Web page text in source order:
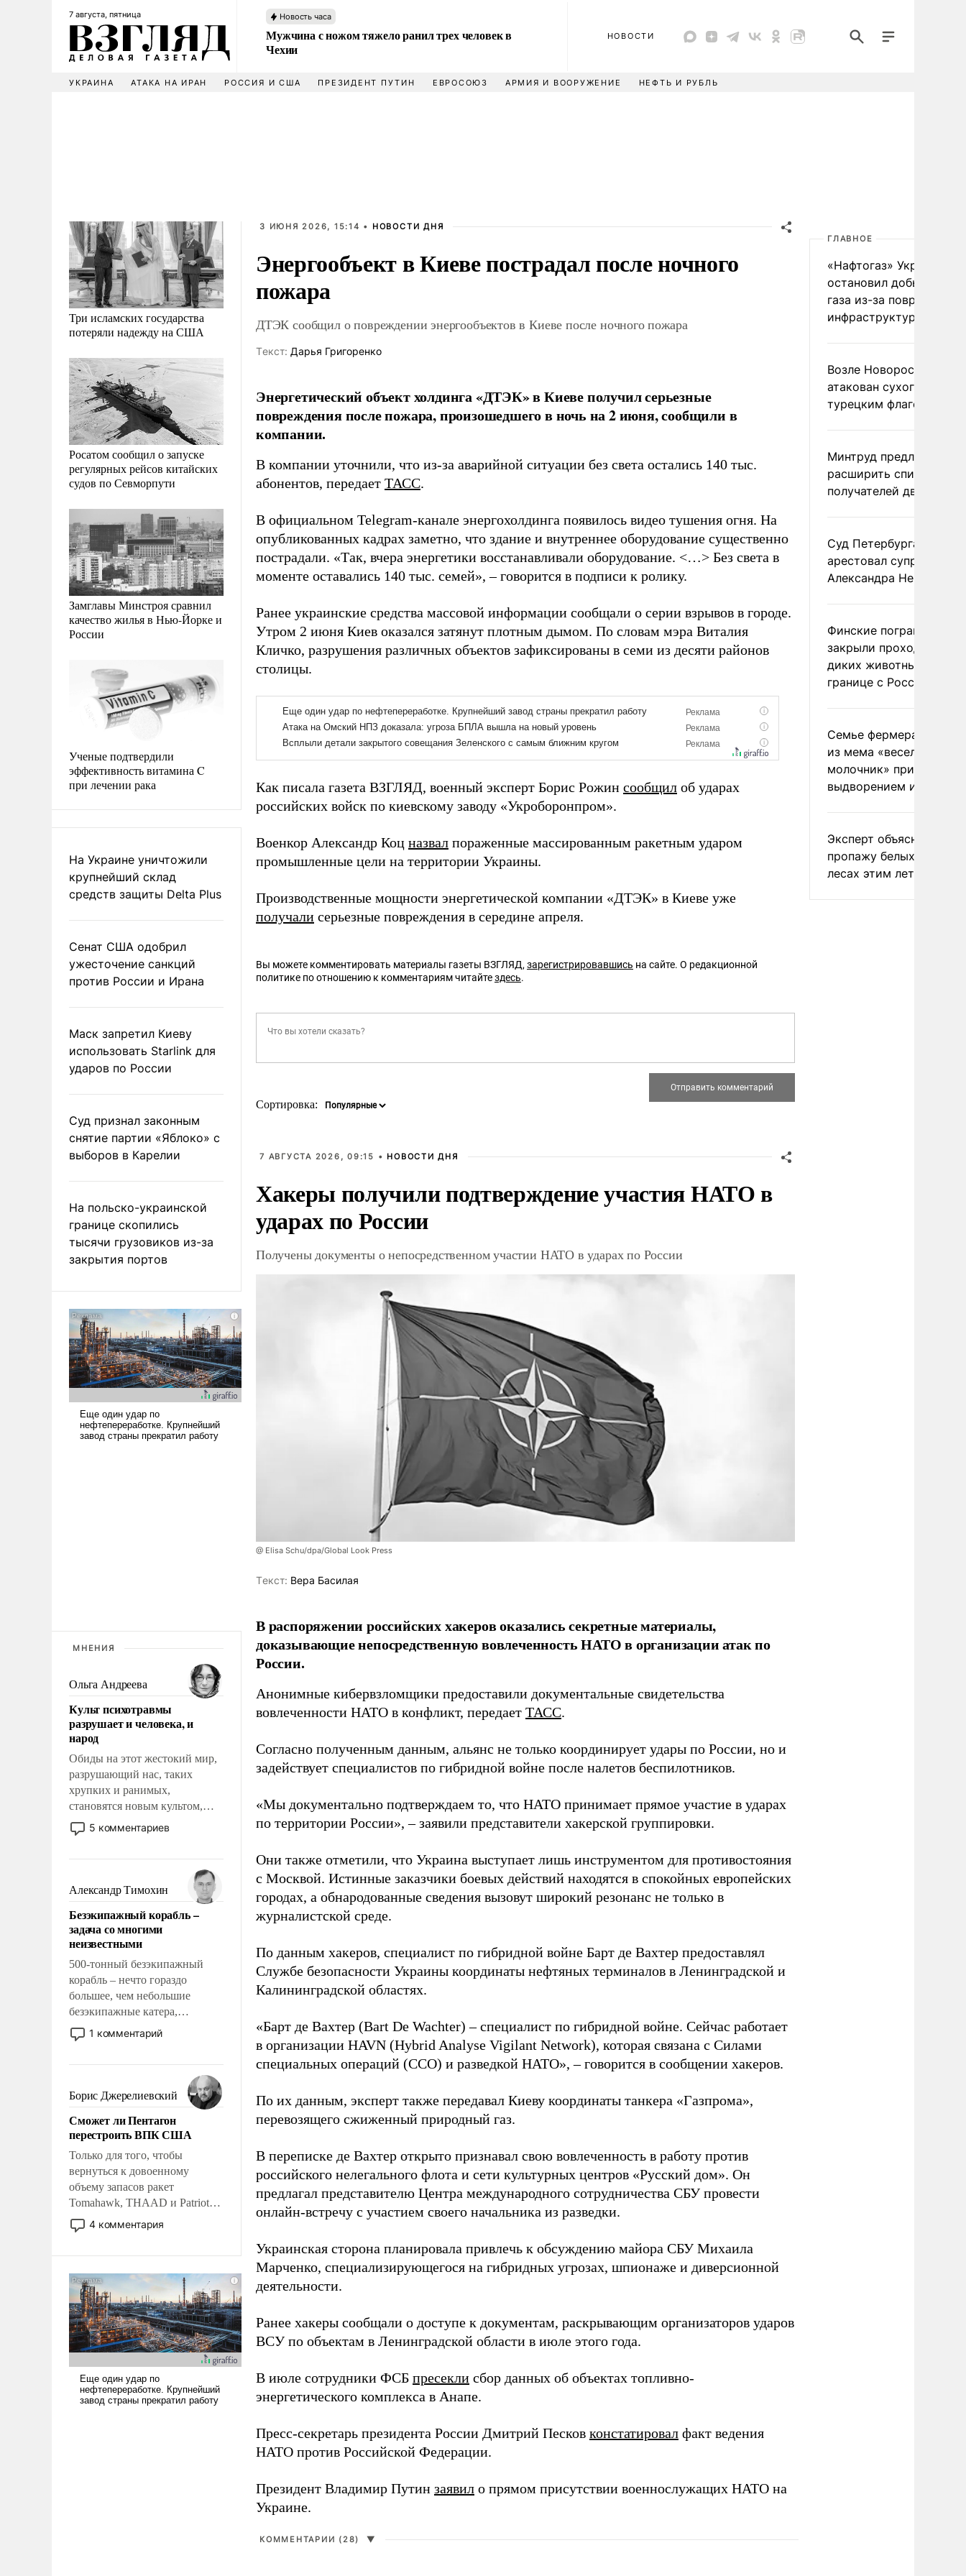
7 августа, пятница Новость часа
Мужчина с ножом тяжело ранил трех человек в
Чехии
НОВОСТИ
УКРАИНА АТАКА НА ИРАН РОССИЯ И США ПРЕЗИДЕНТ ПУТИН ЕВРОСОЮЗ АРМИЯ И ВООРУЖЕНИЕ НЕФТЬ И РУБЛЬ
Три исламских государства
потеряли надежду на США
Росатом сообщил о запуске
регулярных рейсов китайских
судов по Севморпути
Замглавы Минстроя сравнил
качество жилья в Нью-Йорке и
России
Ученые подтвердили
эффективность витамина C
при лечении рака
На Украине уничтожили
крупнейший склад
средств защиты Delta Plus
Сенат США одобрил
ужесточение санкций
против России и Ирана
Маск запретил Киеву
использовать Starlink для
ударов по России
Суд признал законным
снятие партии «Яблоко» с
выборов в Карелии
На польско-украинской
границе скопились
тысячи грузовиков из-за
закрытия портов
МНЕНИЯ
Ольга Андреева
Культ психотравмы
разрушает и человека, и
народ
Обиды на этот жестокий мир,
разрушающий нас, таких
хрупких и ранимых,
становятся новым культом,
постепенно вытесняя и
отменяя традиционное
мужественным и твердым под
ударами судьбы, брать на себя
ответственность, помогать
слабым, идти вперед и
адаптироваться.
5 комментариев
Александр Тимохин
Безэкипажный корабль –
задача со многими
неизвестными
500-тонный безэкипажный
корабль – нечто гораздо
большее, чем небольшие
безэкипажные катера,
применение которых уже
стало обыденностью. Задача по
сложна и амбициозна. Однако
и ее реализация радикально
поднимет наши боевые
возможности.
1 комментарий
Борис Джерелиевский
Сможет ли Пентагон
перестроить ВПК США
Только для того, чтобы
вернуться к довоенному
объему запасов ракет
Tomahawk, THAAD и Patriot
США потребуется более трех
лет. Даже небольшая война с
Сложившаяся ситуация
означает многолетний период
уязвимости США, например,
перед Китаем.
4 комментария
3 ИЮНЯ 2026, 15:14 • НОВОСТИ ДНЯ
Энергообъект в Киеве пострадал после ночного
пожара
ДТЭК сообщил о повреждении энергообъектов в Киеве после ночного пожара
Tекст: Дарья Григоренко
Энергетический объект холдинга «ДТЭК» в Киеве получил серьезные
повреждения после пожара, произошедшего в ночь на 2 июня, сообщили в
компании.
В компании уточнили, что из-за аварийной ситуации без света остались 140 тыс.
абонентов, передает ТАСС.
В официальном Telegram-канале энергохолдинга появилось видео тушения огня. На
опубликованных кадрах заметно, что здание и внутреннее оборудование существенно
пострадали. «Так, вчера энергетики восстанавливали оборудование. <…> Без света в
моменте оставались 140 тыс. семей», – говорится в подписи к ролику.
Ранее украинские средства массовой информации сообщали о серии взрывов в городе.
Утром 2 июня Киев оказался затянут плотным дымом. По словам мэра Виталия
Кличко, разрушения различных объектов зафиксированы в семи из десяти районов
столицы.
Как писала газета ВЗГЛЯД, военный эксперт Борис Рожин сообщил об ударах
российских войск по киевскому заводу «Укроборонпром».
Военкор Александр Коц назвал пораженные массированным ракетным ударом
промышленные цели на территории Украины.
Производственные мощности энергетической компании «ДТЭК» в Киеве уже
получали серьезные повреждения в середине апреля.
Вы можете комментировать материалы газеты ВЗГЛЯД, зарегистрировавшись на сайте. О редакционной
политике по отношению к комментариям читайтездесь.
Сортировка:
7 АВГУСТА 2026, 09:15 • НОВОСТИ ДНЯ
Хакеры получили подтверждение участия НАТО в
ударах по России
Получены документы о непосредственном участии НАТО в ударах по России
@ Elisa Schu/dpa/Global Look Press
Tекст: Вера Басилая
В распоряжении российских хакеров оказались секретные материалы,
доказывающие непосредственную вовлеченность НАТО в организации атак по
России.
Анонимные кибервзломщики предоставили документальные свидетельства
вовлеченности НАТО в конфликт, передает ТАСС.
Согласно полученным данным, альянс не только координирует удары по России, но и
задействует специалистов по гибридной войне после налетов беспилотников.
«Мы документально подтверждаем то, что НАТО принимает прямое участие в ударах
по территории России», – заявили представители хакерской группировки.
Они также отметили, что Украина выступает лишь инструментом для противостояния
с Москвой. Истинные заказчики боевых действий находятся в спокойных европейских
городах, а обнародованные сведения вызовут широкий резонанс не только в
журналистской среде.
По данным хакеров, специалист по гибридной войне Барт де Вахтер предоставлял
Службе безопасности Украины координаты нефтяных терминалов в Ленинградской и
Калининградской областях.
«Барт де Вахтер (Bart De Wachter) – специалист по гибридной войне. Сейчас работает
в организации HAVN (Hybrid Analyse Vigilant Network), которая связана с Силами
специальных операций (ССО) и разведкой НАТО», – говорится в сообщении хакеров.
По их данным, эксперт также передавал Киеву координаты танкера «Газпрома»,
перевозящего сжиженный природный газ.
В переписке де Вахтер открыто признавал свою вовлеченность в работу против
российского нелегального флота и сети культурных центров «Русский дом». Он
предлагал представителю Центра международного сотрудничества СБУ провести
онлайн-встречу с участием своего начальника из разведки.
Украинская сторона планировала привлечь к обсуждению майора СБУ Михаила
Марченко, специализирующегося на гибридных угрозах, шпионаже и диверсионной
деятельности.
Ранее хакеры сообщали о доступе к документам, раскрывающим организаторов ударов
ВСУ по объектам в Ленинградской области в июле этого года.
В июле сотрудники ФСБ пресекли сбор данных об объектах топливно-
энергетического комплекса в Анапе.
Пресс-секретарь президента России Дмитрий Песков констатировал факт ведения
НАТО против Российской Федерации.
Президент Владимир Путин заявил о прямом присутствии военнослужащих НАТО на
Украине.
КОММЕНТАРИИ (28) ▼
ГЛАВНОЕ
«Нафтогаз» Украины
остановил добычу
газа из-за повреждения
инфраструктуры
Возле Новороссийска
атакован сухогруз под
турецким флагом
Минтруд предложил
расширить список
получателей двух
Суд Петербурга заочно
арестовал супругу
Александра Невзорова
Финские пограничники
закрыли проходы для
диких животных на
границе с Россией
Семье фермера
из мема «веселый
молочник» пригрозили
выдворением из
Эксперт объяснил
пропажу белых грибов
лесах этим летом